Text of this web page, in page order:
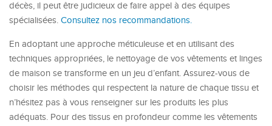
décès, il peut être judicieux de faire appel à des équipes
spécialisées. Consultez nos recommandations.
En adoptant une approche méticuleuse et en utilisant des
techniques appropriées, le nettoyage de vos vêtements et linges
de maison se transforme en un jeu d’enfant. Assurez-vous de
choisir les méthodes qui respectent la nature de chaque tissu et
n’hésitez pas à vous renseigner sur les produits les plus
adéquats. Pour des tissus en profondeur comme les vêtements